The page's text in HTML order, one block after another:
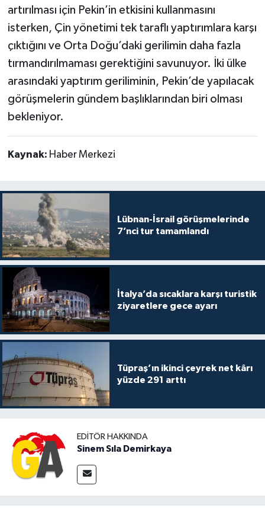
artırılması için Pekin’in etkisini kullanmasını
isterken, Çin yönetimi tek taraflı yaptırımlara karşı
çıktığını ve Orta Doğu’daki gerilimin daha fazla
tırmandırılmaması gerektiğini savunuyor. İki ülke
arasındaki yaptırım geriliminin, Pekin’de yapılacak
görüşmelerin gündem başlıklarından biri olması
bekleniyor.
Kaynak: Haber Merkezi
Lübnan-İsrail görüşmelerinde
7’nci tur tamamlandı
İtalya’da sıcaklara karşı turistik
ziyaretlere gece ayarı
Tüpraş’ın ikinci çeyrek net kârı
yüzde 291 arttı
EDITÖR HAKKINDA
Sinem Sıla Demirkaya